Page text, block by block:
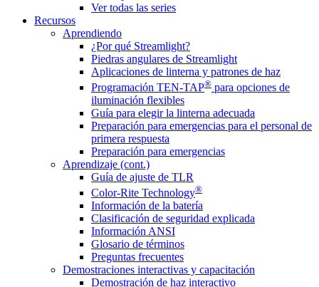
Ver todas las series
Recursos
Aprendiendo
¿Por qué Streamlight?
Piedras angulares de Streamlight
Aplicaciones de linterna y patrones de haz
Programación TEN-TAP® para opciones de
iluminación flexibles
Guía para elegir la linterna adecuada
Preparación para emergencias para el personal de
primera respuesta
Preparación para emergencias
Aprendizaje (cont.)
Guía de ajuste de TLR
Color-Rite Technology®
Información de la batería
Clasificación de seguridad explicada
Información ANSI
Glosario de términos
Preguntas frecuentes
Demostraciones interactivas y capacitación
Demostración de haz interactivo